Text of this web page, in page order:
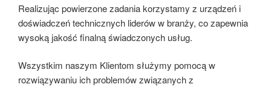
Realizując powierzone zadania korzystamy z urządzeń i
doświadczeń technicznych liderów w branży, co zapewnia
wysoką jakość finalną świadczonych usług.
Wszystkim naszym Klientom służymy pomocą w
rozwiązywaniu ich problemów związanych z